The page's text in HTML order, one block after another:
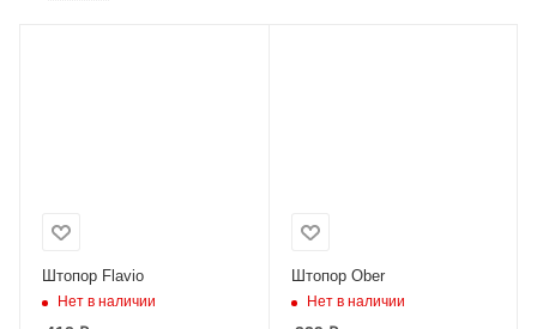
Штопор Flavio
Нет в наличии
Штопор Ober
Нет в наличии